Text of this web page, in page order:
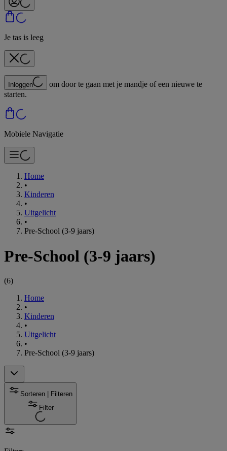
Je tas is leeg
Inloggen
om door te gaan met je mandje of een nieuwe te
starten.
Mobiele Navigatie
Home
•
Kinderen
•
Uitgelicht
•
Pre-School (3-9 jaars)
Pre-School (3-9 jaars)
(6)
Home
•
Kinderen
•
Uitgelicht
•
Pre-School (3-9 jaars)
Sorteren | Filteren
Filter